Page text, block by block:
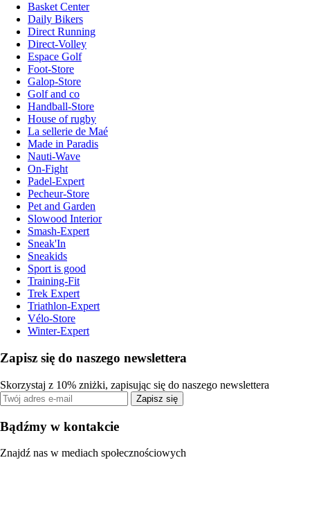
Basket Center
Daily Bikers
Direct Running
Direct-Volley
Espace Golf
Foot-Store
Galop-Store
Golf and co
Handball-Store
House of rugby
La sellerie de Maé
Made in Paradis
Nauti-Wave
On-Fight
Padel-Expert
Pecheur-Store
Pet and Garden
Slowood Interior
Smash-Expert
Sneak'In
Sneakids
Sport is good
Training-Fit
Trek Expert
Triathlon-Expert
Vélo-Store
Winter-Expert
Zapisz się do naszego newslettera
Skorzystaj z 10% zniżki, zapisując się do naszego newslettera
Zapisz się
Bądźmy w kontakcie
Znajdź nas w mediach społecznościowych